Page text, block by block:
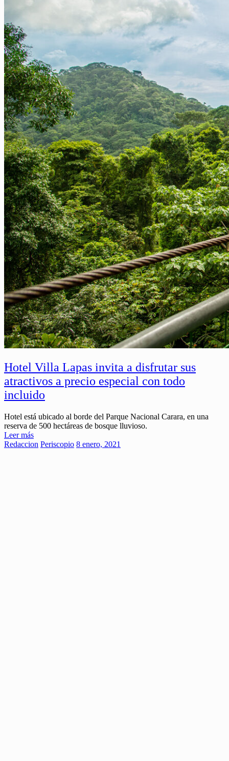
Hotel Villa Lapas invita a disfrutar sus
atractivos a precio especial con todo
incluido
Hotel está ubicado al borde del Parque Nacional Carara, en una
reserva de 500 hectáreas de bosque lluvioso.
Leer más
Redaccion Periscopio 8 enero, 2021